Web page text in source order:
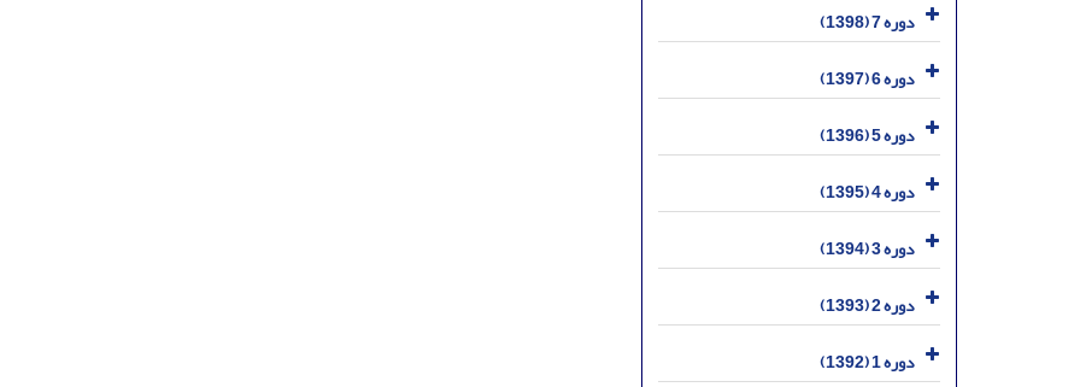
دوره 7 (1398)
دوره 6 (1397)
دوره 5 (1396)
دوره 4 (1395)
دوره 3 (1394)
دوره 2 (1393)
دوره 1 (1392)